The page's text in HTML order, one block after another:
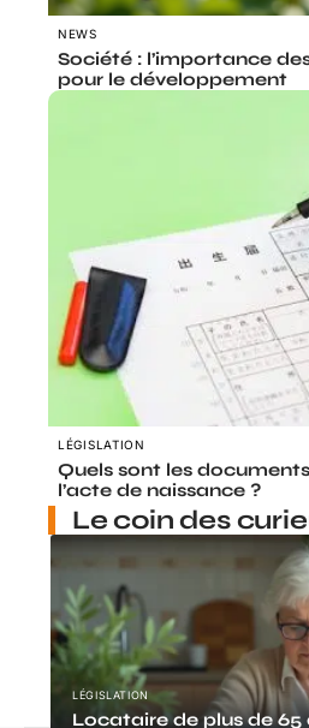
NEWS
Société : l’importance
pour le développement
LÉGISLATION
Quels sont les
l’acte de naissance ?
Le coin des
LÉGISLATION
Locataire de plus de 65